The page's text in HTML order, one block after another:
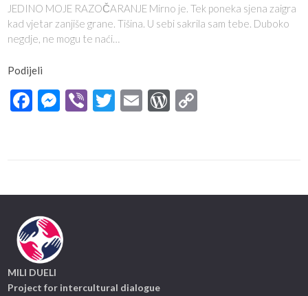
JEDINO MOJE RAZOČARANJE Mirno je. Tek poneka sjena zaigra
kad vjetar zanjiše grane. Tišina. U sebi sakrila sam tebe. Duboko
negdje, ne mogu te naći…
Podijeli
Facebook
Messenger
ViberTwitter
EmailWordPress
MILI DUELI
Project for intercultural dialogue